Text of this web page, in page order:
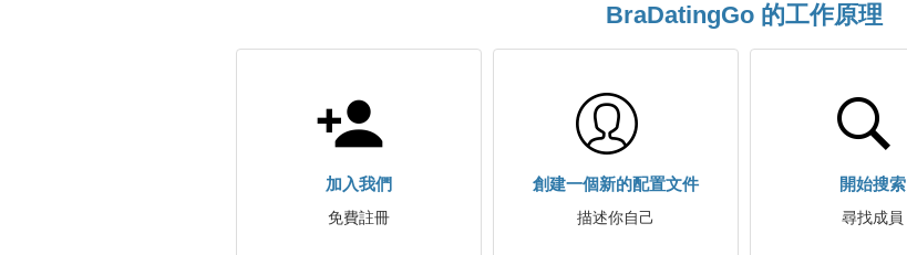
BraDatingGo 的工作原理
加入我們
免費註冊
創建一個新的配置文件
描述你自己
開始搜索
尋找成員